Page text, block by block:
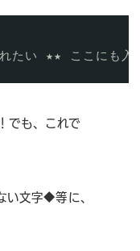
たい ★★ ここにも
でも、これで
い文字◆等に、